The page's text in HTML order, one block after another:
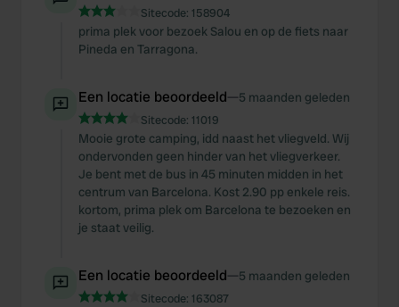
Sitecode: 158904
prima plek voor bezoek Salou en op de fiets naar
Pineda en Tarragona.
Een locatie beoordeeld—5 maanden geleden
Sitecode: 11019
Mooie grote camping, idd naast het vliegveld. Wij
ondervonden geen hinder van het vliegverkeer.
Je bent met de bus in 45 minuten midden in het
centrum van Barcelona. Kost 2.90 pp enkele reis.
kortom, prima plek om Barcelona te bezoeken en
je staat veilig.
Een locatie beoordeeld—5 maanden geleden
Sitecode: 163087